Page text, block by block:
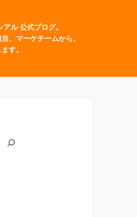
ル 公式ブログ。
、マーケチームから、
す。